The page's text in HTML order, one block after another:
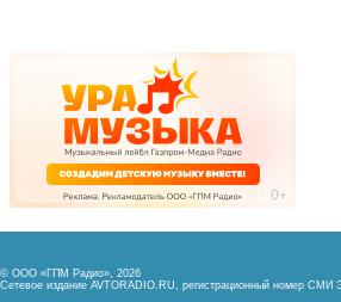
© ООО «ГПМ Радио», 2026
Сетевое издание AVTORADIO.RU, регистрационный номер СМИ